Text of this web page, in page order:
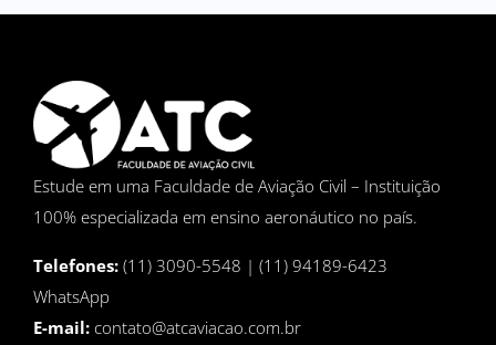
Estude em uma Faculdade de Aviação Civil – Instituição
100% especializada em ensino aeronáutico no país.
Telefones: (11) 3090-5548 | (11) 94189-6423
WhatsApp
E-mail: contato@atcaviacao.com.br